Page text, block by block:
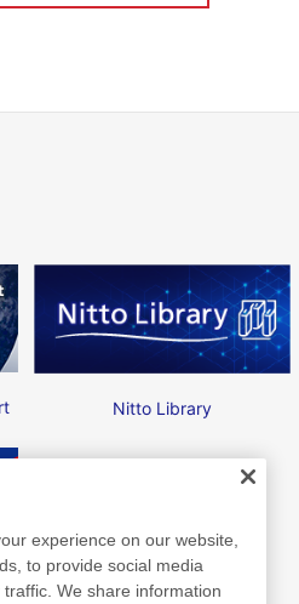
Nitto Library
experience on our website,
to provide social media
We share information